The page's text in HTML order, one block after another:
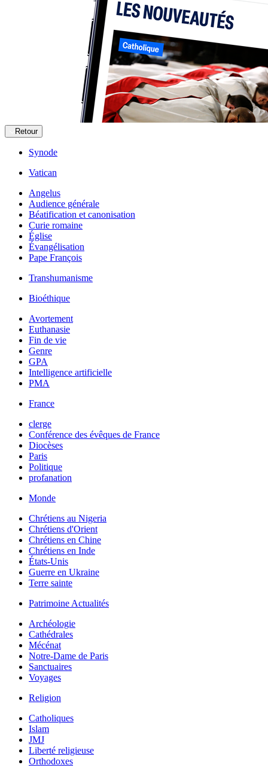
Retour
Synode
Vatican
Angelus
Audience générale
Béatification et canonisation
Curie romaine
Église
Évangélisation
Pape François
Transhumanisme
Bioéthique
Avortement
Euthanasie
Fin de vie
Genre
GPA
Intelligence artificielle
PMA
France
clerge
Conférence des évêques de France
Diocèses
Paris
Politique
profanation
Monde
Chrétiens au Nigeria
Chrétiens d'Orient
Chrétiens en Chine
Chrétiens en Inde
États-Unis
Guerre en Ukraine
Terre sainte
Patrimoine Actualités
Archéologie
Cathédrales
Mécénat
Notre-Dame de Paris
Sanctuaires
Voyages
Religion
Catholiques
Islam
JMJ
Liberté religieuse
Orthodoxes